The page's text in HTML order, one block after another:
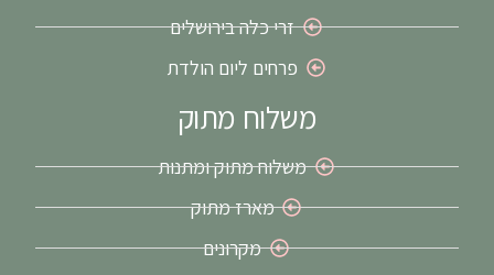
זרי כלה בירושלים
פרחים ליום הולדת
משלוח מתוק
משלוח מתוק ומתנות
מארז מתוק
מקרונים